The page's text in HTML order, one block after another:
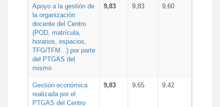
Apoyo a la gestión de
la organización
docente del Centro
(POD, matrícula,
horarios, espacios,
TFG/TFM...) por parte
del PTGAS del
mismo
9,83 9,83 9,60
Gestión económica
realizada por el
PTGAS del Centro
9,83 9,65 9,42